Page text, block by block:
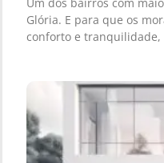
Glória. E para que os
conforto e tranquilidade,